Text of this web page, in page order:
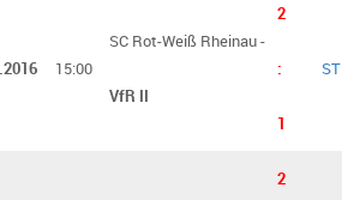
15:00
SC Rot-Weiß Rheinau -
VfR II
2
:
1
ST
2